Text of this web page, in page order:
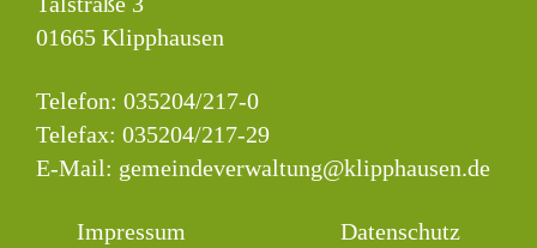
01665 Klipphausen
Telefon: 035204/217-0
Telefax: 035204/217-29
E-Mail: gemeindeverwaltung@klipphausen.de
Impressum Datenschutz